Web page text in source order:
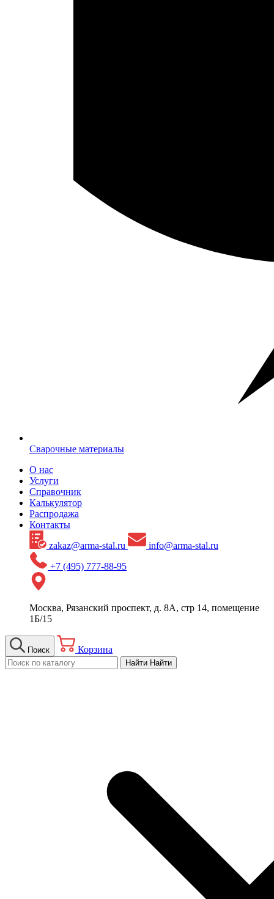
Сварочные материалы
О нас
Услуги
Справочник
Калькулятор
Распродажа
Контакты
zakaz@arma-stal.ru
info@arma-stal.ru
+7 (495) 777-88-95
Москва, Рязанский проспект, д. 8А, стр 14, помещение
1Б/15
Поиск Корзина
Найти Найти